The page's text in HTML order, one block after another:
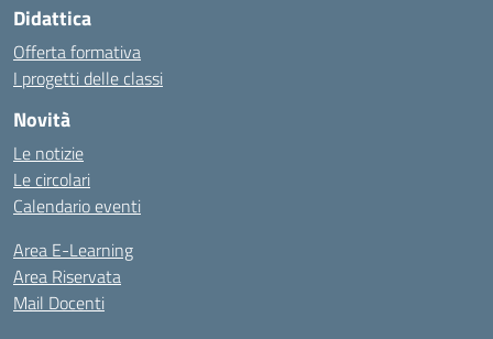
Didattica
Offerta formativa
I progetti delle classi
Novità
Le notizie
Le circolari
Calendario eventi
Area E-Learning
Area Riservata
Mail Docenti